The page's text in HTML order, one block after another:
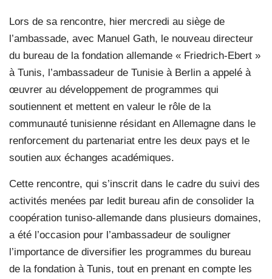
Lors de sa rencontre, hier mercredi au siège de
l’ambassade, avec Manuel Gath, le nouveau directeur
du bureau de la fondation allemande « Friedrich-Ebert »
à Tunis, l’ambassadeur de Tunisie à Berlin a appelé à
œuvrer au développement de programmes qui
soutiennent et mettent en valeur le rôle de la
communauté tunisienne résidant en Allemagne dans le
renforcement du partenariat entre les deux pays et le
soutien aux échanges académiques.
Cette rencontre, qui s’inscrit dans le cadre du suivi des
activités menées par ledit bureau afin de consolider la
coopération tuniso-allemande dans plusieurs domaines,
a été l’occasion pour l’ambassadeur de souligner
l’importance de diversifier les programmes du bureau
de la fondation à Tunis, tout en prenant en compte les